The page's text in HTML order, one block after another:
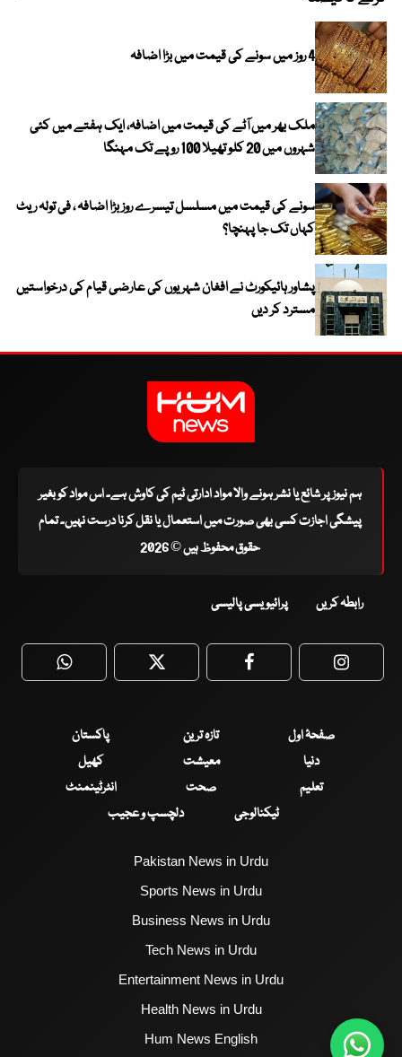
4 روز میں سونے کی قیمت میں بڑا اضافہ
ملک بھر میں آٹے کی قیمت میں اضافہ، ایک ہفتے میں کئی
شہروں میں 20 کلو تھیلا 100 روپے تک مہنگا
سونے کی قیمت میں مسلسل تیسرے روز بڑا اضافہ ، فی تولہ ریٹ
کہاں تک جا پہنچا؟
پشاور ہائیکورٹ نے افغان شہریوں کی عارضی قیام کی درخواستیں
مسترد کر دیں
ہم نیوز پر شائع یا نشر ہونے والا مواد ادارتی ٹیم کی کاوش ہے۔ اس مواد کو بغیر
پیشگی اجازت کسی بھی صورت میں استعمال یا نقل کرنا درست نہیں۔ تمام
حقوق محفوظ ہیں © 2026
رابطہ کریں پرائیویسی پالیسی
WhatsApp Twitter Facebook
صفحۂ اول تازہ ترین
پاکستان
دنیا
معیشت
کھیل
تعلیم
صحت
انٹرٹینمنٹ
ٹیکنالوجی
دلچسپ و عجیب
Pakistan News in Urdu
Sports News in Urdu
Business News in Urdu
Tech News in Urdu
Entertainment News in Urdu
Health News in Urdu
Hum News English